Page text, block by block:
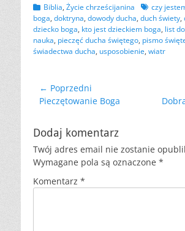
Kategorii
Biblia, Życie chrześcijanina Tagów
czy
boga, doktryna, dowody ducha, duch świety,
dziecko boga, kto jest dzieckiem boga, list
nauka, pieczęć ducha świętego, pismo
świadectwa ducha, usposobienie, wiatr
Nawigacja
wpisu
← Poprzedni
Poprzedni
Pieczętowanie Boga
Następny
Dodaj komentarz
Twój adres email nie zostanie
Wymagane pola są oznaczone *
Komentarz *